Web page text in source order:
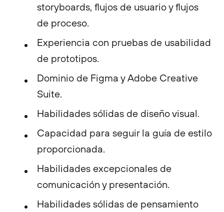
storyboards, flujos de usuario y flujos
de proceso.
Experiencia con pruebas de usabilidad
de prototipos.
Dominio de Figma y Adobe Creative
Suite.
Habilidades sólidas de diseño visual.
Capacidad para seguir la guía de estilo
proporcionada.
Habilidades excepcionales de
comunicación y presentación.
Habilidades sólidas de pensamiento